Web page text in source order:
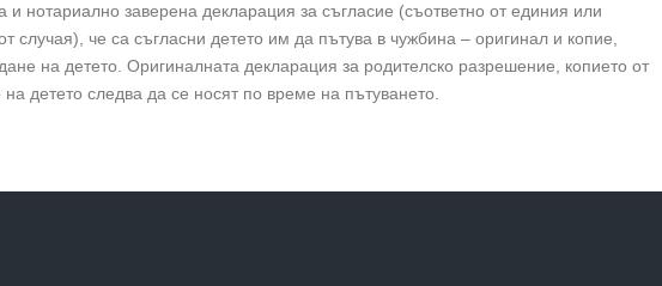
и нотариално заверена декларация за съгласие (съответно от единия или
случая), че са съгласни детето им да пътува в чужбина – oригинал и копие,
на детето. Оригиналната декларация за родителско разрешение, копието от
детето следва да се носят по време на пътуването.